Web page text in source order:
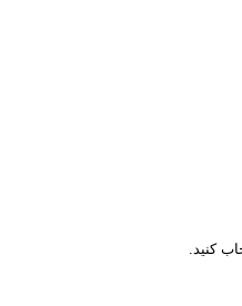
کنید.